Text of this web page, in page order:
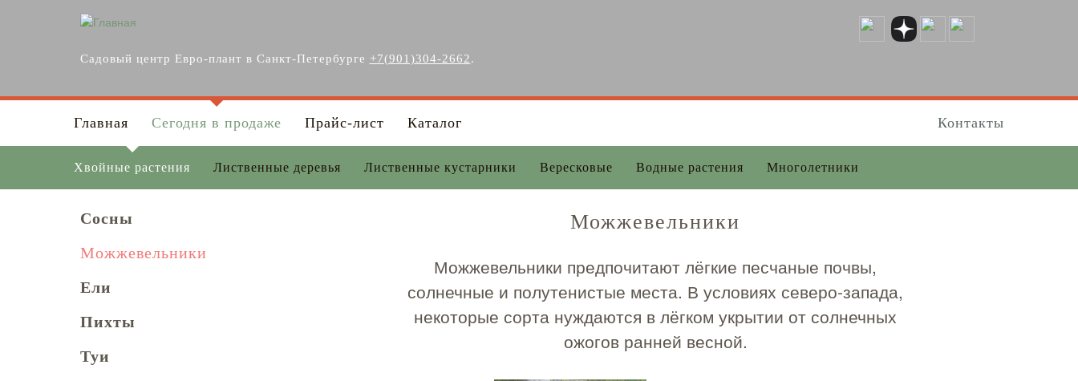
Садовый центр Евро-плант в Санкт-Петербурге +7(901)304-2662.
Главная Сегодня в продаже Прайс-лист Каталог Контакты
Хвойные растения Лиственные деревья Лиственные кустарники Вересковые Водные растения Многолетники
Сосны
Можжевельники
Ели
Пихты
Туи
Можжевельники
Можжевельники предпочитают лёгкие песчаные почвы,
солнечные и полутенистые места. В условиях северо-запада,
некоторые сорта нуждаются в лёгком укрытии от солнечных
ожогов ранней весной.